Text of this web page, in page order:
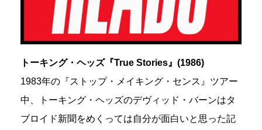
トーキング・ヘッズ『True Stories』(1986)
1983年の『ストップ・メイキング・センス』ツアー
中、トーキング・ヘッズのデヴィッド・バーンはタ
ブロイド新聞をめくっては自分が面白いと思った記